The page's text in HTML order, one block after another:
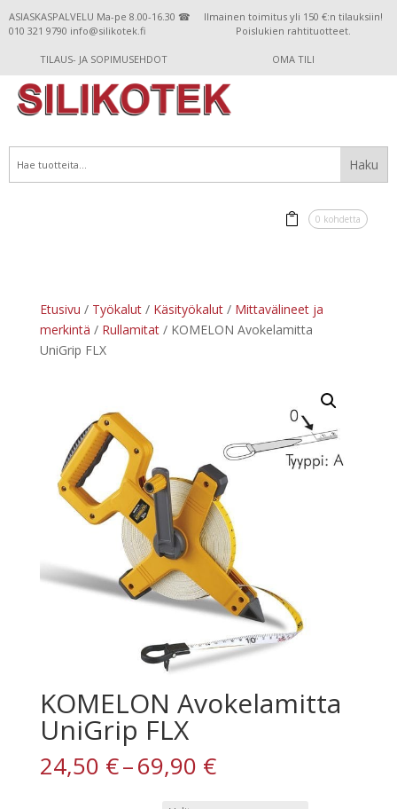
ASIASKASPALVELU Ma-pe 8.00-16.30 ☎
010 321 9790 info@silikotek.fi
Ilmainen toimitus yli 150 €:n tilauksiin!
Poislukien rahtituotteet.
TILAUS- JA SOPIMUSEHDOT OMA TILI
0 kohdetta
Etusivu / Työkalut/ Käsityökalut/ Mittavälineet ja
merkintä / Rullamitat/ KOMELON Avokelamitta
UniGrip FLX
KOMELON Avokelamitta
UniGrip FLX
24,50 €–69,90 €Hintaluokka:
24,50 €